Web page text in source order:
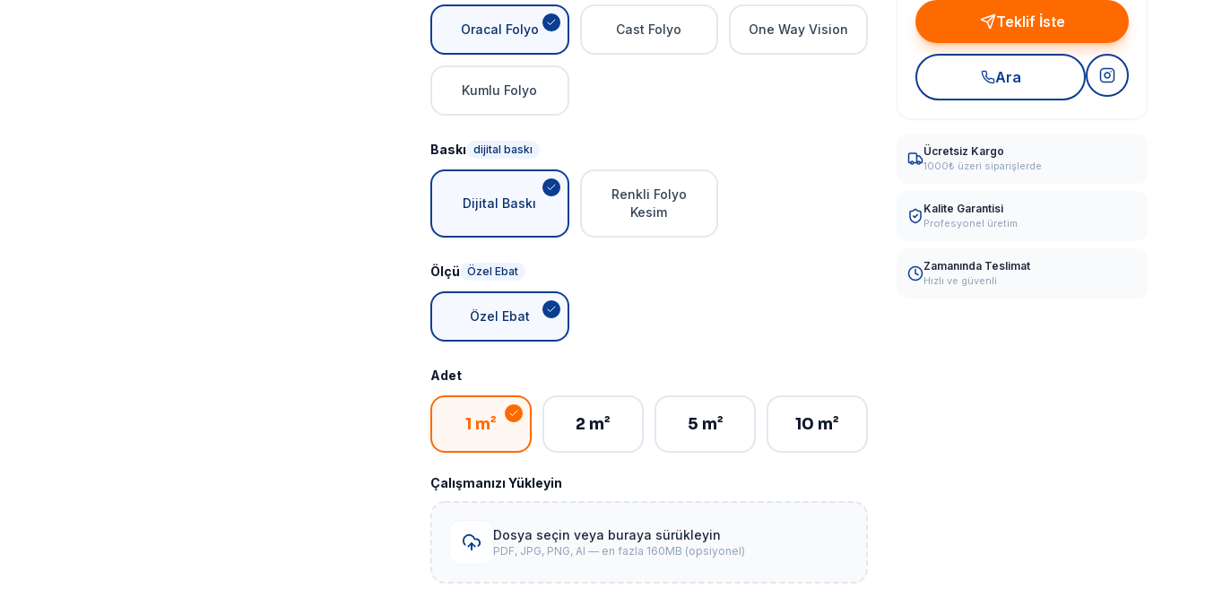
Oracal Folyo Cast Folyo One Way Vision
Kumlu Folyo
Baskı dijital baskı
Dijital Baskı
Renkli Folyo
Kesim
Ölçü Özel Ebat
Özel Ebat
Adet
1 m² 2 m² 5 m² 10 m²
Çalışmanızı Yükleyin
Dosya seçin veya buraya sürükleyin
PDF, JPG, PNG, AI — en fazla 160MB (opsiyonel)
Teklif İste
Ara
Ücretsiz Kargo
1000₺ üzeri siparişlerde
Kalite Garantisi
Profesyonel üretim
Zamanında Teslimat
Hızlı ve güvenli